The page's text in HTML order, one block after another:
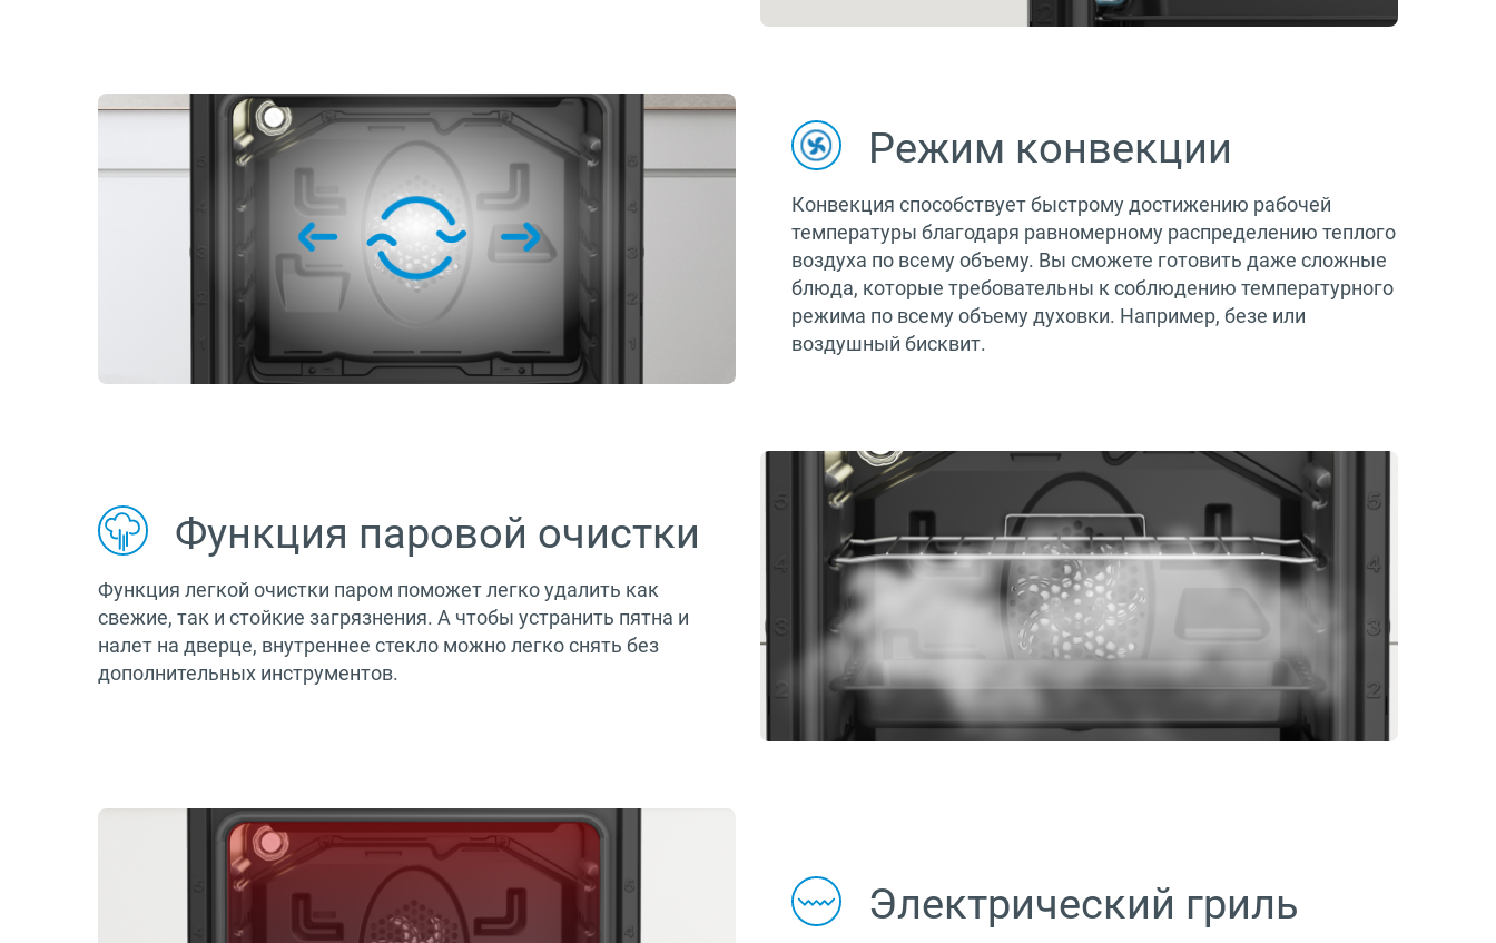
Режим конвекции
Конвекция способствует быстрому достижению рабочей
температуры благодаря равномерному распределению теплого
воздуха по всему объему. Вы сможете готовить даже сложные
блюда, которые требовательны к соблюдению температурного
режима по всему объему духовки. Например, безе или
воздушный бисквит.
Функция паровой очистки
Функция легкой очистки паром поможет легко удалить как
свежие, так и стойкие загрязнения. А чтобы устранить пятна и
налет на дверце, внутреннее стекло можно легко снять без
дополнительных инструментов.
Электрический гриль